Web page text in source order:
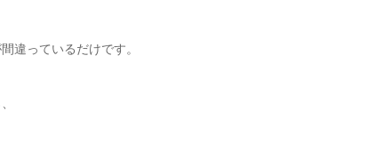
違っているだけです。